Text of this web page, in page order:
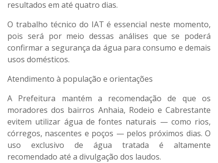
resultados em até quatro dias.
O trabalho técnico do IAT é essencial neste momento,
pois será por meio dessas análises que se poderá
confirmar a segurança da água para consumo e demais
usos domésticos.
Atendimento à população e orientações
A Prefeitura mantém a recomendação de que os
moradores dos bairros Anhaia, Rodeio e Cabrestante
evitem utilizar água de fontes naturais — como rios,
córregos, nascentes e poços — pelos próximos dias. O
uso exclusivo de água tratada é altamente
recomendado até a divulgação dos laudos.